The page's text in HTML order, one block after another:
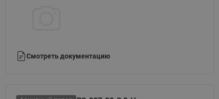
Смотреть документацию